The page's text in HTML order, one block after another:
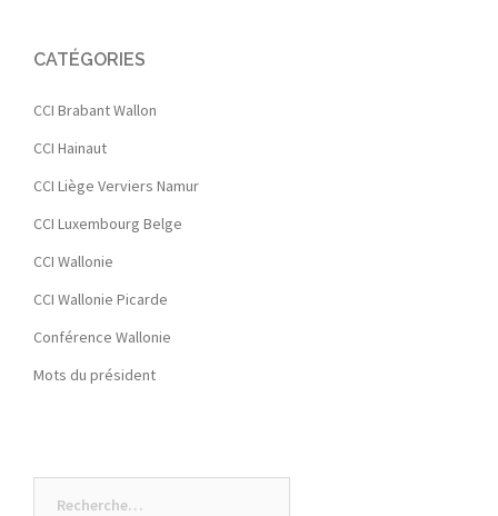
CATÉGORIES
CCI Brabant Wallon
CCI Hainaut
CCI Liège Verviers Namur
CCI Luxembourg Belge
CCI Wallonie
CCI Wallonie Picarde
Conférence Wallonie
Mots du président